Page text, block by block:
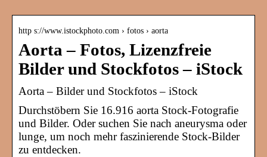
http s://www.istockphoto.com › fotos › aorta
Aorta – Fotos, Lizenzfreie
Bilder und Stockfotos – iStock
Aorta – Bilder und Stockfotos – iStock
Durchstöbern Sie 16.916 aorta Stock-Fotografie
und Bilder. Oder suchen Sie nach aneurysma oder
lunge, um noch mehr faszinierende Stock-Bilder
zu entdecken.